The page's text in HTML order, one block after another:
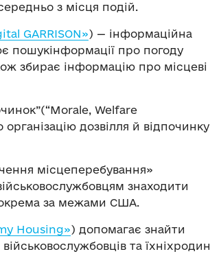
з місця подій.
GARRISON») — інформаційна
пошукінформації про погоду
збирає інформацію про місцеві
Welfare
дозвілля й відпочинку
місцеперебування»
знаходити
за межами США.
Housing») допомагає знайти
та їхніхродин